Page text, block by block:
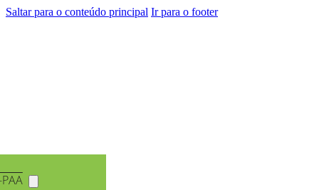
Saltar para o conteúdo principal Ir para o footer